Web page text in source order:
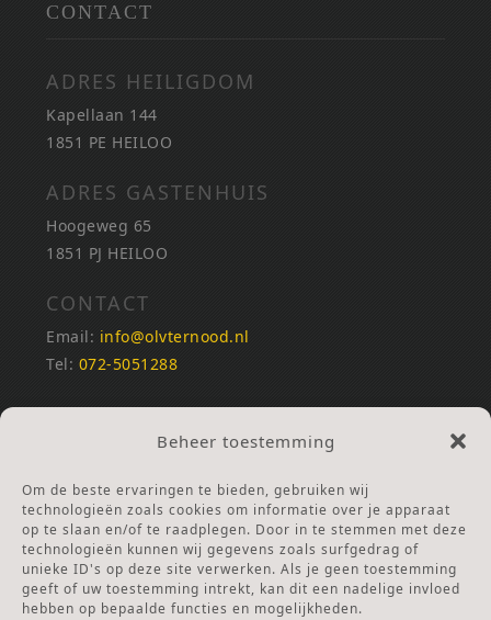
Beheer toestemming
Om de beste ervaringen te bieden, gebruiken wij
technologieën zoals cookies om informatie over je apparaat
op te slaan en/of te raadplegen. Door in te stemmen met deze
technologieën kunnen wij gegevens zoals surfgedrag of
unieke ID's op deze site verwerken. Als je geen toestemming
geeft of uw toestemming intrekt, kan dit een nadelige invloed
hebben op bepaalde functies en mogelijkheden.
CONTACT
ADRES HEILIGDOM
Kapellaan 144
1851 PE HEILOO
ADRES GASTENHUIS
Hoogeweg 65
1851 PJ HEILOO
CONTACT
Email: info@olvternood.nl
Tel: 072-5051288
REKENINGNUMMERS
NL25INGB0000672168
Ga naar Doneren
ANBI Stichting
RSIN nummer:002832987